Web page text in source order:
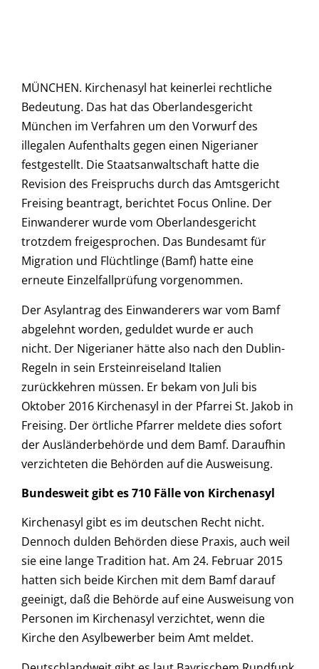
MÜNCHEN. Kirchenasyl hat keinerlei rechtliche
Bedeutung. Das hat das Oberlandesgericht
München im Verfahren um den Vorwurf des
illegalen Aufenthalts gegen einen Nigerianer
festgestellt. Die Staatsanwaltschaft hatte die
Revision des Freispruchs durch das Amtsgericht
Freising beantragt, berichtet Focus Online. Der
Einwanderer wurde vom Oberlandesgericht
trotzdem freigesprochen. Das Bundesamt für
Migration und Flüchtlinge (Bamf) hatte eine
erneute Einzelfallprüfung vorgenommen.
Der Asylantrag des Einwanderers war vom Bamf
abgelehnt worden, geduldet wurde er auch
nicht. Der Nigerianer hätte also nach den Dublin-
Regeln in sein Ersteinreiseland Italien
zurückkehren müssen. Er bekam von Juli bis
Oktober 2016 Kirchenasyl in der Pfarrei St. Jakob in
Freising. Der örtliche Pfarrer meldete dies sofort
der Ausländerbehörde und dem Bamf. Daraufhin
verzichteten die Behörden auf die Ausweisung.
Bundesweit gibt es 710 Fälle von Kirchenasyl
Kirchenasyl gibt es im deutschen Recht nicht.
Dennoch dulden Behörden diese Praxis, auch weil
sie eine lange Tradition hat. Am 24. Februar 2015
hatten sich beide Kirchen mit dem Bamf darauf
geeinigt, daß die Behörde auf eine Ausweisung von
Personen im Kirchenasyl verzichtet, wenn die
Kirche den Asylbewerber beim Amt meldet.